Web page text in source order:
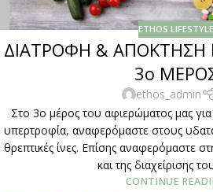
ETHOS LIFESTYLE
ΔΙΑΤΡΟΦΗ & ΑΠΟΚΤΗΣΗ
3ο
ethos_admin
Στο 3ο μέρος του αφιερώματος μας
υπερτροφία, αναφερόμαστε στους
θρεπτικές ίνες. Επίσης αναφερόμαστε
και της διαχείρισης
CONTINUE